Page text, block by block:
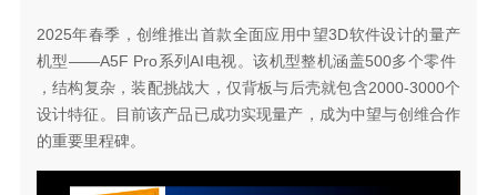
2025年春季，创维推出首款全面应用中望3D软件设计的量产
机型——A5F Pro系列AI电视。该机型整机涵盖500多个零件
，结构复杂，装配挑战大，仅背板与后壳就包含2000-3000个
设计特征。目前该产品已成功实现量产，成为中望与创维合作
的重要里程碑。